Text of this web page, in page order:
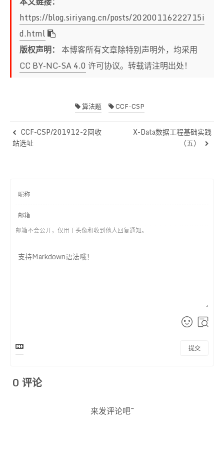
25
26
27
28
29
31
37
38
	cin>>n;
if(!isOK(num++))
else
for(int i= 0;i<4;i++)
https://blog.siriyang.cn/posts/20200116222715i
d.html
版权声明： 本博客所有文章除特别声明外，均采用
CC BY-NC-SA 4.0许可协议。转载请注明出处！
算法题 CCF-CSP
CCF-CSP/201912-2回收
站选址
X-Data数据工程基础实践
（五）
邮箱不会公开，仅用于头像和收到他人回复通知。
提交
0 评论
来发评论吧~